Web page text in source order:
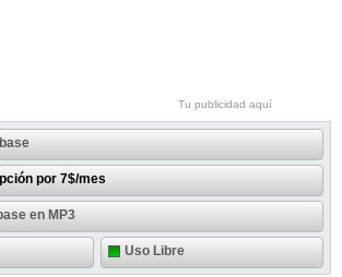
Tu publicidad aquí
por 7$/mes
en MP3
Uso Libre